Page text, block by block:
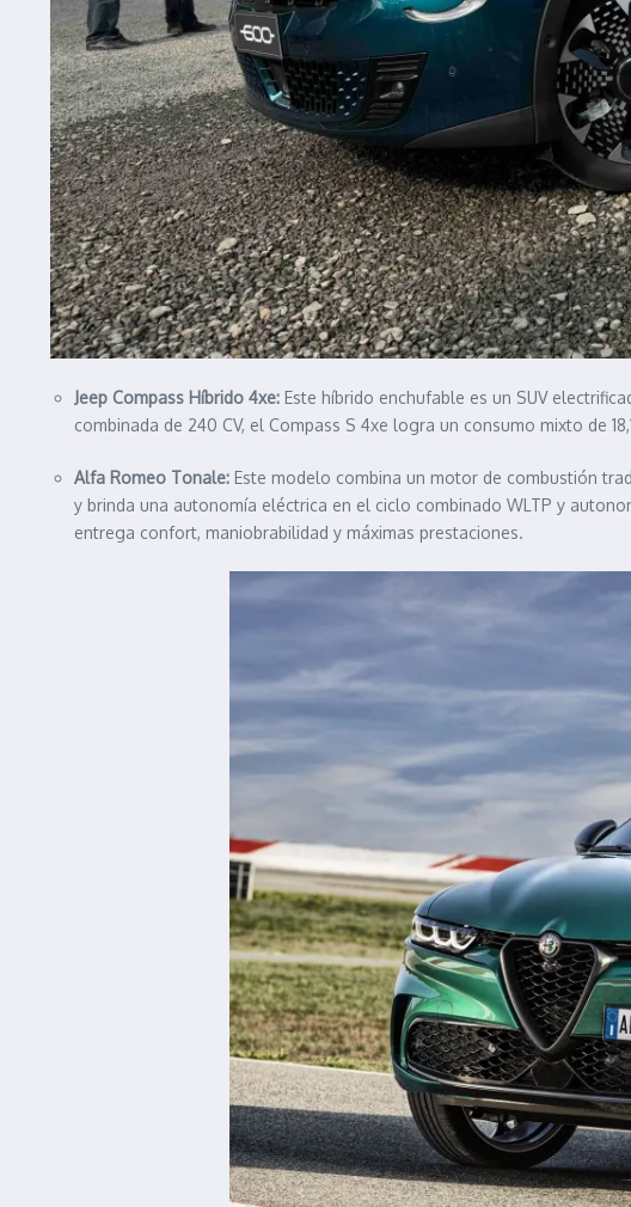
Jeep Compass Híbrido 4xe: Este híbrido enchufable es un SUV
combinada de 240 CV, el Compass S 4xe logra un consumo mixto de
Alfa Romeo Tonale: Este modelo combina un motor de combustión
y brinda una autonomía eléctrica en el ciclo combinado WLTP y
entrega confort, maniobrabilidad y máximas prestaciones.